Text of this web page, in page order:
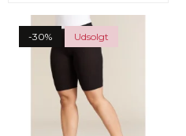
-30% Udsolgt